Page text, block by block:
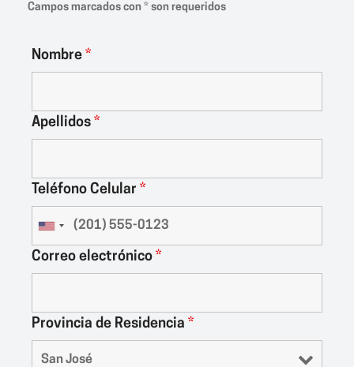
Campos marcados con * son requeridos
Nombre *
Apellidos *
Teléfono Celular *
Correo electrónico *
Provincia de Residencia *